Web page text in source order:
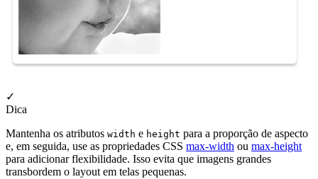
✓
Dica
Mantenha os atributos width e height para a proporção de aspecto
e, em seguida, use as propriedades CSS max-width ou max-height
para adicionar flexibilidade. Isso evita que imagens grandes
transbordem o layout em telas pequenas.